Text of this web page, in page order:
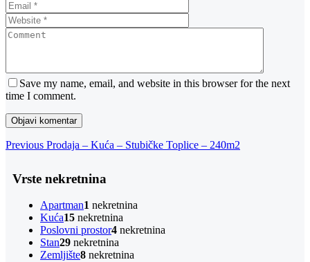
Save my name, email, and website in this browser for the next
time I comment.
Navigacija
Previous
Previous Prodaja – Kuća – Stubičke Toplice – 240m2
Vrste nekretnina
Apartman1 nekretnina
Kuća15 nekretnina
Poslovni prostor4 nekretnina
Stan29 nekretnina
Zemljište8 nekretnina